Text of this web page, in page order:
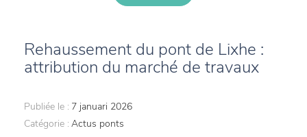
Rehaussement du pont de Lixhe :
attribution du marché de travaux
Publiée le : 7 januari 2026
Catégorie : Actus ponts